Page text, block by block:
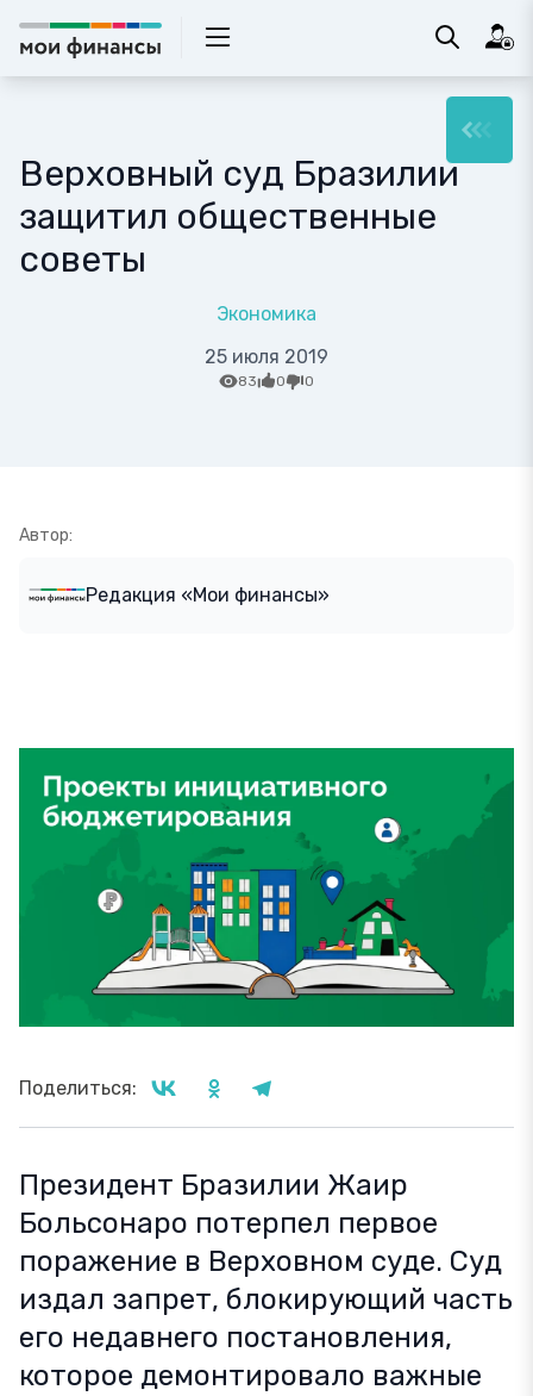
Верховный суд Бразилии
защитил общественные
советы
Экономика
25 июля 2019
83 0 0
Автор:
Редакция «Мои финансы»
Поделиться:
Президент Бразилии Жаир
Больсонаро потерпел первое
поражение в Верховном суде. Суд
издал запрет, блокирующий часть
его недавнего постановления,
которое демонтировало важные